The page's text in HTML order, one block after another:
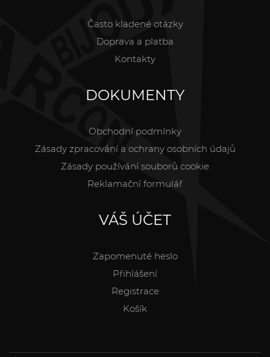
Často kladené otázky
Doprava a platba
Kontakty
DOKUMENTY
Obchodní podmínky
Zásady zpracování a ochrany osobních údajů
Zásady používání souborů cookie
Reklamační formulář
VÁŠ ÚČET
Zapomenuté heslo
Přihlášení
Registrace
Košík